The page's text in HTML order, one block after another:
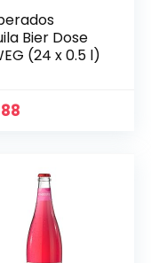
Bier Dose
(24 x 0.5 l)